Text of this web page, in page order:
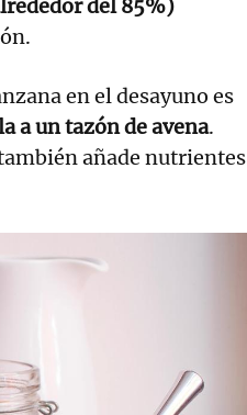
del 85%)
en el desayuno es
a un tazón de avena.
añade nutrientes